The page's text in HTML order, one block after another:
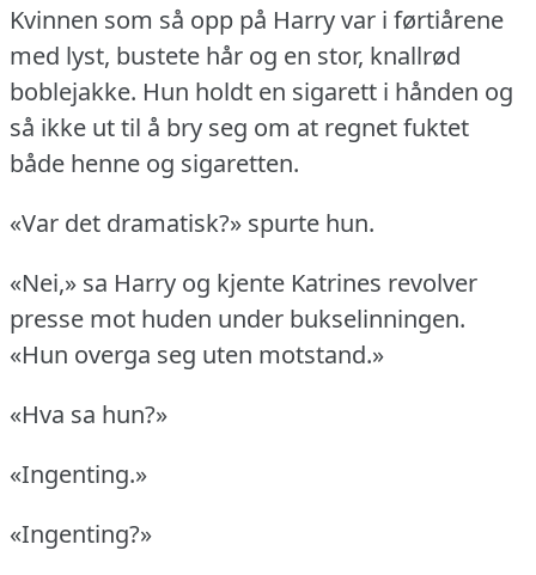
Kvinnen som så opp på Harry var i førtiårene
med lyst, bustete hår og en stor, knallrød
boblejakke. Hun holdt en sigarett i hånden og
så ikke ut til å bry seg om at regnet fuktet
både henne og sigaretten.
«Var det dramatisk?» spurte hun.
«Nei,» sa Harry og kjente Katrines revolver
presse mot huden under bukselinningen.
«Hun overga seg uten motstand.»
«Hva sa hun?»
«Ingenting.»
«Ingenting?»